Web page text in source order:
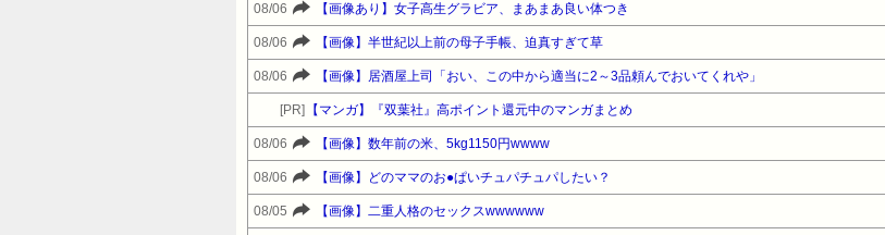
08/06 【画像あり】女子高生グラビア、まあまあ良い体つき
08/06 【画像】半世紀以上前の母子手帳、迫真すぎて草
08/06 【画像】居酒屋上司「おい、この中から適当に2～3品頼んでおいてくれや」
[PR] 【マンガ】『双葉社』高ポイント還元中のマンガまとめ
08/06 【画像】数年前の米、5kg1150円wwww
08/06 【画像】どのママのお●ぱいチュパチュパしたい？
08/05 【画像】二重人格のセックスwwwwww